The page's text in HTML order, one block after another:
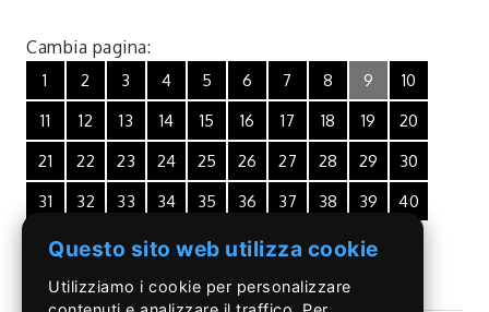
Cambia pagina:
1 2 3 4 5 6 7 8 9
10
11
12 13 14 15 16 17 18 19
20
21
22 23 24 25 26 27 28 29
30
31
32 33 34 35 36 37 38 39 40
Questo sito web utilizza cookie
Utilizziamo i cookie per personalizzare